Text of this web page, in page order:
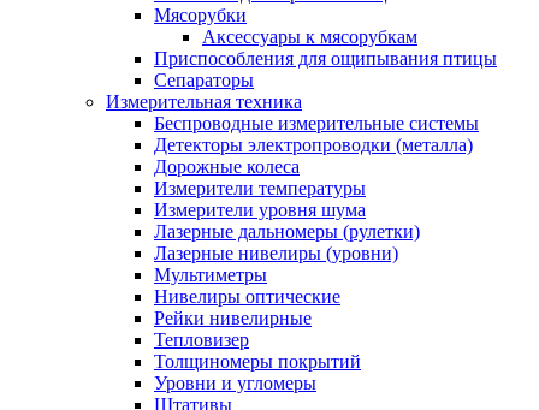
Мясорубки
Аксессуары к мясорубкам
Приспособления для ощипывания птицы
Сепараторы
Измерительная техника
Беспроводные измерительные системы
Детекторы электропроводки (металла)
Дорожные колеса
Измерители температуры
Измерители уровня шума
Лазерные дальномеры (рулетки)
Лазерные нивелиры (уровни)
Мультиметры
Нивелиры оптические
Рейки нивелирные
Тепловизер
Толщиномеры покрытий
Уровни и угломеры
Штативы